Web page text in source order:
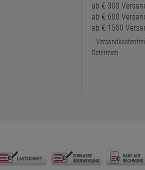
ab € 300
ab € 600
ab € 1500
Österreich